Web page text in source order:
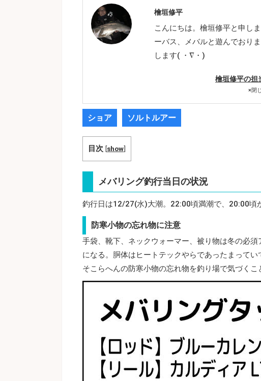
檜垣修平
こんにちは。檜垣修平と申し
ーバス、メバルと遊んでおり
します( ・∇・)
檜垣修平の担
×閉
ショア ソルトルアー
目次 [show]
メバリング釣行当日の状況
釣行日は12/27(水)大潮。22:00頃満潮で、20:00頃
防寒小物の忘れ物に注意
手袋、靴下、ネックウォーマー、被り物は冬の必
になる。胴体はヒートテックやらであったまって
そこらへんの防寒小物の忘れ物を釣り場で気づくこ